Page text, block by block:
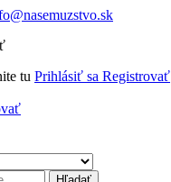
tu Prihlásiť sa Registrovať